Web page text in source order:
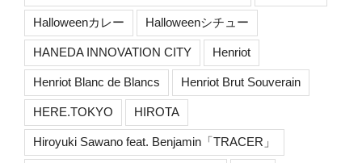
Halloweenカレー Halloweenシチュー
HANEDA INNOVATION CITY Henriot
Henriot Blanc de Blancs Henriot Brut Souverain
HERE.TOKYO HIROTA
Hiroyuki Sawano feat. Benjamin「TRACER」